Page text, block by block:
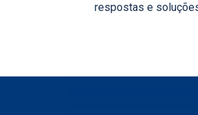
respostas e